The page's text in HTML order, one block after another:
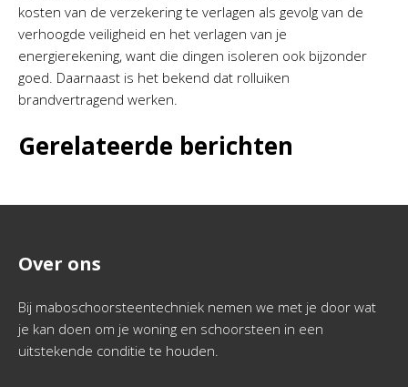
kosten van de verzekering te verlagen als gevolg van de
verhoogde veiligheid en het verlagen van je
energierekening, want die dingen isoleren ook bijzonder
goed. Daarnaast is het bekend dat rolluiken
brandvertragend werken.
Gerelateerde berichten
Over ons
Bij maboschoorsteentechniek nemen we met je door wat
je kan doen om je woning en schoorsteen in een
uitstekende conditie te houden.